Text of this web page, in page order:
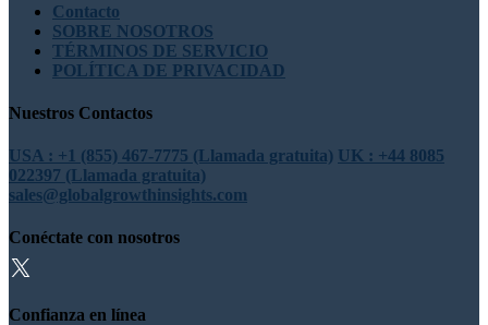
Contacto
SOBRE NOSOTROS
TÉRMINOS DE SERVICIO
POLÍTICA DE PRIVACIDAD
Nuestros Contactos
USA : +1 (855) 467-7775 (Llamada gratuita) UK : +44 8085
022397 (Llamada gratuita)
sales@globalgrowthinsights.com
Conéctate con nosotros
Confianza en línea